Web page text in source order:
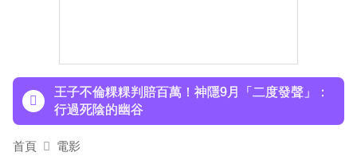
三傳聞」：你在講三小？
王子不倫粿粿判賠百萬！神隱9月「二度發聲」：
行過死陰的幽谷
下載東森App，隨時掌握天下大小事！
首頁 電影